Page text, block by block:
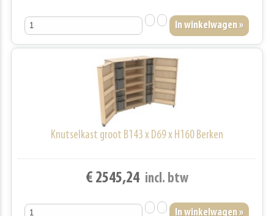
Knutselkast groot B143 x D69 x H160 Berken
€ 2545,24 incl. btw